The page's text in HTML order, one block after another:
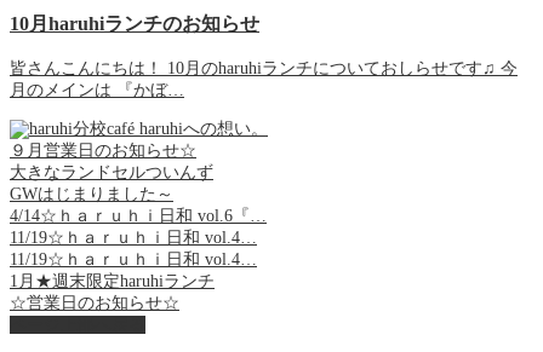
10月haruhiランチのお知らせ
皆さんこんにちは！ 10月のharuhiランチについておしらせです♫ 今
月のメインは 『かぼ…
分校café haruhiへの想い。
９月営業日のお知らせ☆
大きなランドセルついんず
GWはじまりました～
4/14☆ｈａｒｕｈｉ日和 vol.6『…
11/19☆ｈａｒｕｈｉ日和 vol.4…
11/19☆ｈａｒｕｈｉ日和 vol.4…
1月★週末限定haruhiランチ
☆営業日のお知らせ☆